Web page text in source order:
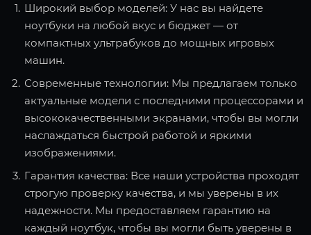
Широкий выбор моделей: У нас вы найдете
ноутбуки на любой вкус и бюджет — от
компактных ультрабуков до мощных игровых
машин.
Современные технологии: Мы предлагаем только
актуальные модели с последними процессорами и
высококачественными экранами, чтобы вы могли
наслаждаться быстрой работой и яркими
изображениями.
Гарантия качества: Все наши устройства проходят
строгую проверку качества, и мы уверены в их
надежности. Мы предоставляем гарантию на
каждый ноутбук, чтобы вы могли быть уверены в